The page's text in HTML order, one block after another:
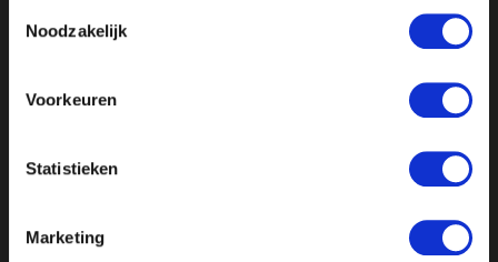
Noodzakelijk
Voorkeuren
Statistieken
Marketing